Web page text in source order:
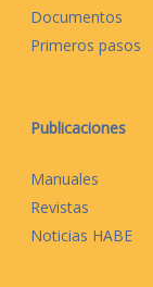
Documentos
Primeros pasos
Publicaciones
Manuales
Revistas
Noticias HABE